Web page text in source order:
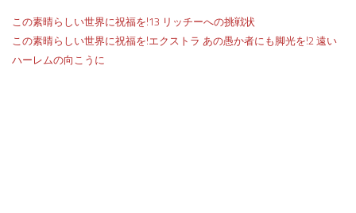
この素晴らしい世界に祝福を!13 リッチーへの挑戦状
この素晴らしい世界に祝福を!エクストラ あの愚か者にも脚光を!2 遠い
ハーレムの向こうに